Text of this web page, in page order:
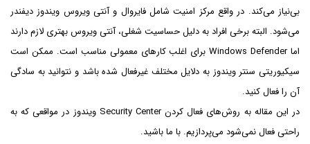
بی‌نیاز می‌کند. در واقع مرکز امنیت شامل فایروال و آنتی ویروس ویندوز دیفندر
می‌شود. البته برخی افراد به دلیل حساسیت شغلی، آنتی ویروس بهتری لازم دارند
اما Windows Defender برای اغلب کارهای معمولی مناسب است. ممکن است
سیکیوریتی سنتر ویندوز به دلایل مختلف غیرفعال شده باشد و نتوانید به سادگی
آن را فعال کنید.
در این مقاله به روش‌های فعال کردن Security Center ویندوز در مواقعی که به
راحتی فعال نمی‌شود می‌پردازیم. با ما باشید.